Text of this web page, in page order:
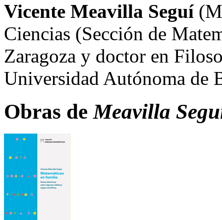
Vicente Meavilla Seguí
Ciencias (Sección de
Zaragoza y doctor en
Universidad Autónoma de
Obras deMeavilla